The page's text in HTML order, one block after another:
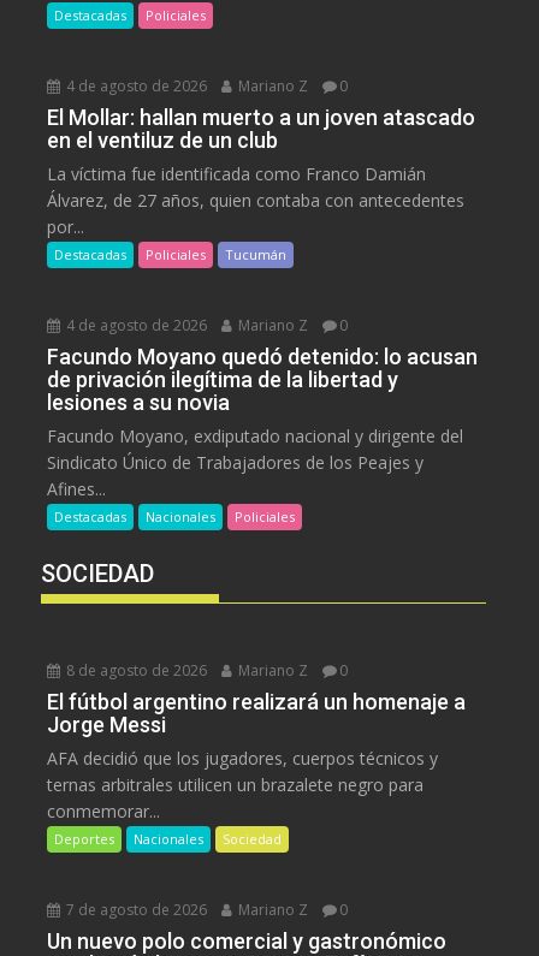
Destacadas Policiales
4 de agosto de 2026 Mariano Z 0
El Mollar: hallan muerto a un joven atascado
en el ventiluz de un club
La víctima fue identificada como Franco Damián
Álvarez, de 27 años, quien contaba con antecedentes
por...
Destacadas Policiales Tucumán
4 de agosto de 2026 Mariano Z 0
Facundo Moyano quedó detenido: lo acusan
de privación ilegítima de la libertad y
lesiones a su novia
Facundo Moyano, exdiputado nacional y dirigente del
Sindicato Único de Trabajadores de los Peajes y
Afines...
Destacadas Nacionales Policiales
SOCIEDAD
8 de agosto de 2026 Mariano Z 0
El fútbol argentino realizará un homenaje a
Jorge Messi
AFA decidió que los jugadores, cuerpos técnicos y
ternas arbitrales utilicen un brazalete negro para
conmemorar...
Deportes Nacionales Sociedad
7 de agosto de 2026 Mariano Z 0
Un nuevo polo comercial y gastronómico